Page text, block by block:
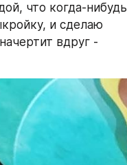
что когда-нибудь
и сделаю
вдруг -